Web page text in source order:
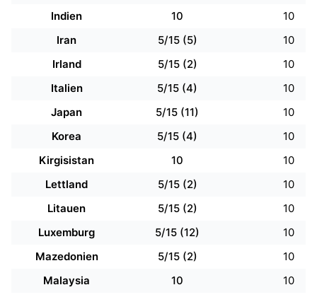
Indien 10
10
Iran
5/15 (5)
10
Irland
5/15 (2)
10
Italien
5/15 (4)
10
Japan
5/15 (11)
10
Korea
5/15 (4)
10
Kirgisistan
10
10
Lettland
5/15 (2)
10
Litauen
5/15 (2)
10
Luxemburg
5/15 (12)
10
Mazedonien
5/15 (2)
10
Malaysia
10
10